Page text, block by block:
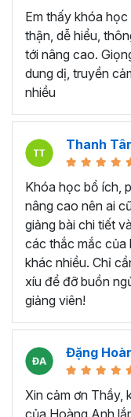
nhanh chóng và
nghiệm.
Khóa Google
8h 48m giờ
đi từ
dụng kết hợp các
cáo trên Google
Bạn sẽ nắm vững
năng mới để có thể
bảng tính hiện có
online này có rất
bạn hình thành tư
Khóa
dành cho
trong công việc, thì
bạn. Đặc biệt là với:
Người mới bắt
Em thấy khóa
thận, dễ hiểu,
tới nâng cao.
dung dị, truyền
nhiều
Thanh
Khóa học bổ ích,
nâng cao nên ai
giảng bài chi tiết
các thắc mắc của
khác nhiều. Chỉ
xíu để đỡ buồn
giảng viên!
Đặng
Xin cảm ơn Thầy,